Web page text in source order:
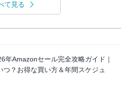
て見る
年Amazonセール完全攻略ガイド｜
つ？お得な買い方＆年間スケジュ